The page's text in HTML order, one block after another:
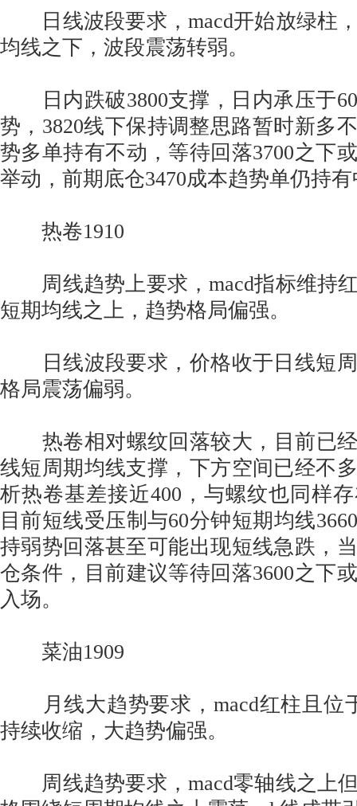
日线波段要求，macd开始放绿柱，
均线之下，波段震荡转弱。
日内跌破3800支撑，日内承压于
势，3820线下保持调整思路暂时新多
势多单持有不动，等待回落3700之下
举动，前期底仓3470成本趋势单仍持
热卷1910
周线趋势上要求，macd指标维持
短期均线之上，趋势格局偏强。
日线波段要求，价格收于日线短周
格局震荡偏弱。
热卷相对螺纹回落较大，目前已经
线短周期均线支撑，下方空间已经不
析热卷基差接近400，与螺纹也同样
目前短线受压制与60分钟短期均线
持弱势回落甚至可能出现短线急跌，
仓条件，目前建议等待回落3600之下
入场。
菜油1909
月线大趋势要求，macd红柱且位
持续收缩，大趋势偏强。
周线趋势要求，macd零轴线之上